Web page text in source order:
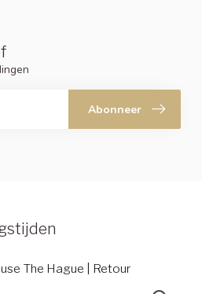
Abonneer
The Hague | Retour